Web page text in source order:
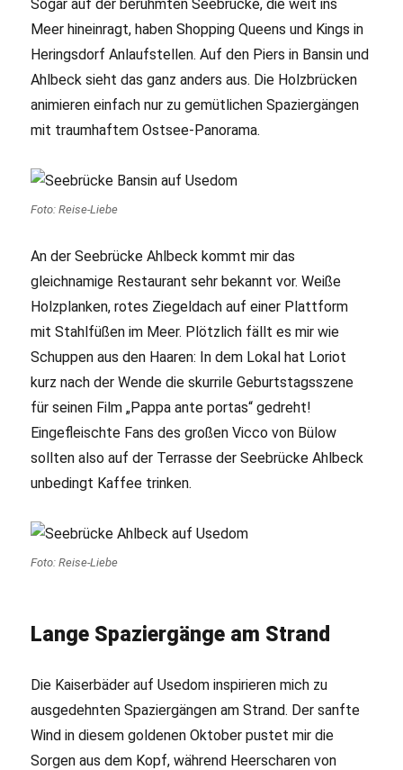
Sogar auf der berühmten Seebrücke, die weit ins
Meer hineinragt, haben Shopping Queens und Kings in
Heringsdorf Anlaufstellen. Auf den Piers in Bansin und
Ahlbeck sieht das ganz anders aus. Die Holzbrücken
animieren einfach nur zu gemütlichen Spaziergängen
mit traumhaftem Ostsee-Panorama.
Foto: Reise-Liebe
An der Seebrücke Ahlbeck kommt mir das
gleichnamige Restaurant sehr bekannt vor. Weiße
Holzplanken, rotes Ziegeldach auf einer Plattform
mit Stahlfüßen im Meer. Plötzlich fällt es mir wie
Schuppen aus den Haaren: In dem Lokal hat Loriot
kurz nach der Wende die skurrile Geburtstagsszene
für seinen Film „Pappa ante portas“ gedreht!
Eingefleischte Fans des großen Vicco von Bülow
sollten also auf der Terrasse der Seebrücke Ahlbeck
unbedingt Kaffee trinken.
Foto: Reise-Liebe
Lange Spaziergänge am Strand
Die Kaiserbäder auf Usedom inspirieren mich zu
ausgedehnten Spaziergängen am Strand. Der sanfte
Wind in diesem goldenen Oktober pustet mir die
Sorgen aus dem Kopf, während Heerscharen von